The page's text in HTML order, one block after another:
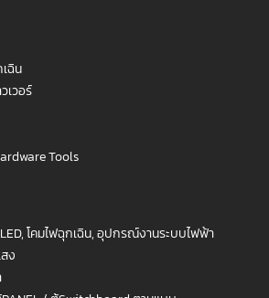
ฉิน
เวอร์
Tools
โคมไฟฉุกเฉิน, อุปกรณ์งานระบบไฟฟ้า
ง